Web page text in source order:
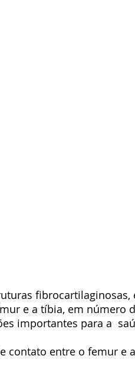
e a tíbia, em número
importantes para a
contato entre o femur e